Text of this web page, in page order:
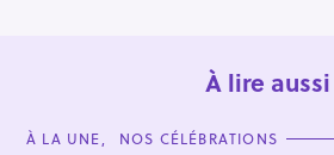
À lire aussi
C
À LA UNE NOS CÉLÉBRATIONS